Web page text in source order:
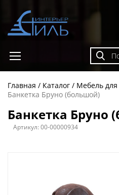
Главная Каталог Мебель
Банкетка Бруно (большой)
Банкетка Бруно
Артикул:00-00000934